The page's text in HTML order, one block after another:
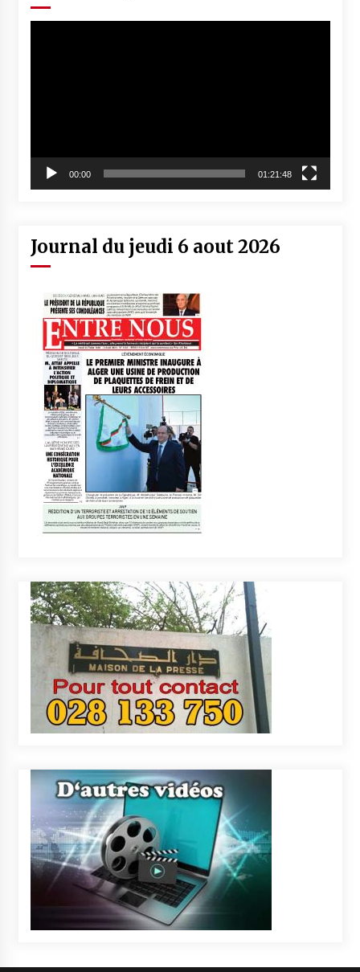
00:00 01:21:48
Journal du jeudi 6 aout 2026